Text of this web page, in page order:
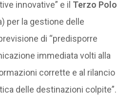
innovative” e il Terzo Polo
per la gestione delle
di “predisporre
immediata volti alla
corrette e al rilancio
delle destinazioni colpite”.